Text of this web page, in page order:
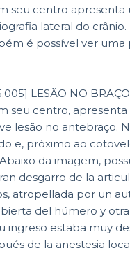
seu centro
lateral do
é possível ver uma
LESÃO NO BRAÇO
seu centro,
lesão no antebraço.
e, próximo ao
da imagem,
atropellada por un
del húmero y
ingreso estaba muy
de la anestesia